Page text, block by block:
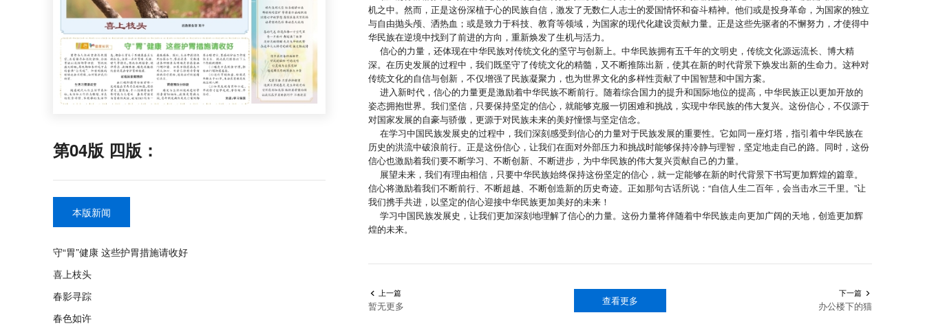
第04版 四版：
本版新闻
守“胃”健康 这些护胃措施请收好
喜上枝头
春影寻踪
春色如许
机之中。然而，正是这份深植于心的民族自信，激发了无数仁人志士的爱国情怀和奋斗精神。他们或是投身革命，为国家的独立
与自由抛头颅、洒热血；或是致力于科技、教育等领域，为国家的现代化建设贡献力量。正是这些先驱者的不懈努力，才使得中
华民族在逆境中找到了前进的方向，重新焕发了生机与活力。
信心的力量，还体现在中华民族对传统文化的坚守与创新上。中华民族拥有五千年的文明史，传统文化源远流长、博大精
深。在历史发展的过程中，我们既坚守了传统文化的精髓，又不断推陈出新，使其在新的时代背景下焕发出新的生命力。这种对
传统文化的自信与创新，不仅增强了民族凝聚力，也为世界文化的多样性贡献了中国智慧和中国方案。
进入新时代，信心的力量更是激励着中华民族不断前行。随着综合国力的提升和国际地位的提高，中华民族正以更加开放的
姿态拥抱世界。我们坚信，只要保持坚定的信心，就能够克服一切困难和挑战，实现中华民族的伟大复兴。这份信心，不仅源于
对国家发展的自豪与骄傲，更源于对民族未来的美好憧憬与坚定信念。
在学习中国民族发展史的过程中，我们深刻感受到信心的力量对于民族发展的重要性。它如同一座灯塔，指引着中华民族在
历史的洪流中破浪前行。正是这份信心，让我们在面对外部压力和挑战时能够保持冷静与理智，坚定地走自己的路。同时，这份
信心也激励着我们要不断学习、不断创新、不断进步，为中华民族的伟大复兴贡献自己的力量。
展望未来，我们有理由相信，只要中华民族始终保持这份坚定的信心，就一定能够在新的时代背景下书写更加辉煌的篇章。
信心将激励着我们不断前行、不断超越、不断创造新的历史奇迹。正如那句古话所说：“自信人生二百年，会当击水三千里。”让
我们携手共进，以坚定的信心迎接中华民族更加美好的未来！
学习中国民族发展史，让我们更加深刻地理解了信心的力量。这份力量将伴随着中华民族走向更加广阔的天地，创造更加辉
煌的未来。
 上一篇
暂无更多
下一篇 
办公楼下的猫
查看更多